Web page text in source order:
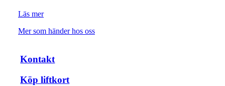
Läs mer
Mer som händer hos oss
Kontakt
Köp liftkort